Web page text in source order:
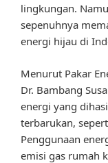
lingkungan.
sepenuhnya
energi hijau di
Menurut Pakar
Dr. Bambang
energi yang
terbarukan,
Penggunaan
emisi gas rumah